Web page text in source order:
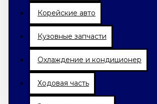
Корейские авто
Кузовные запчасти
Охлаждение и кондиционер
Ходовая часть